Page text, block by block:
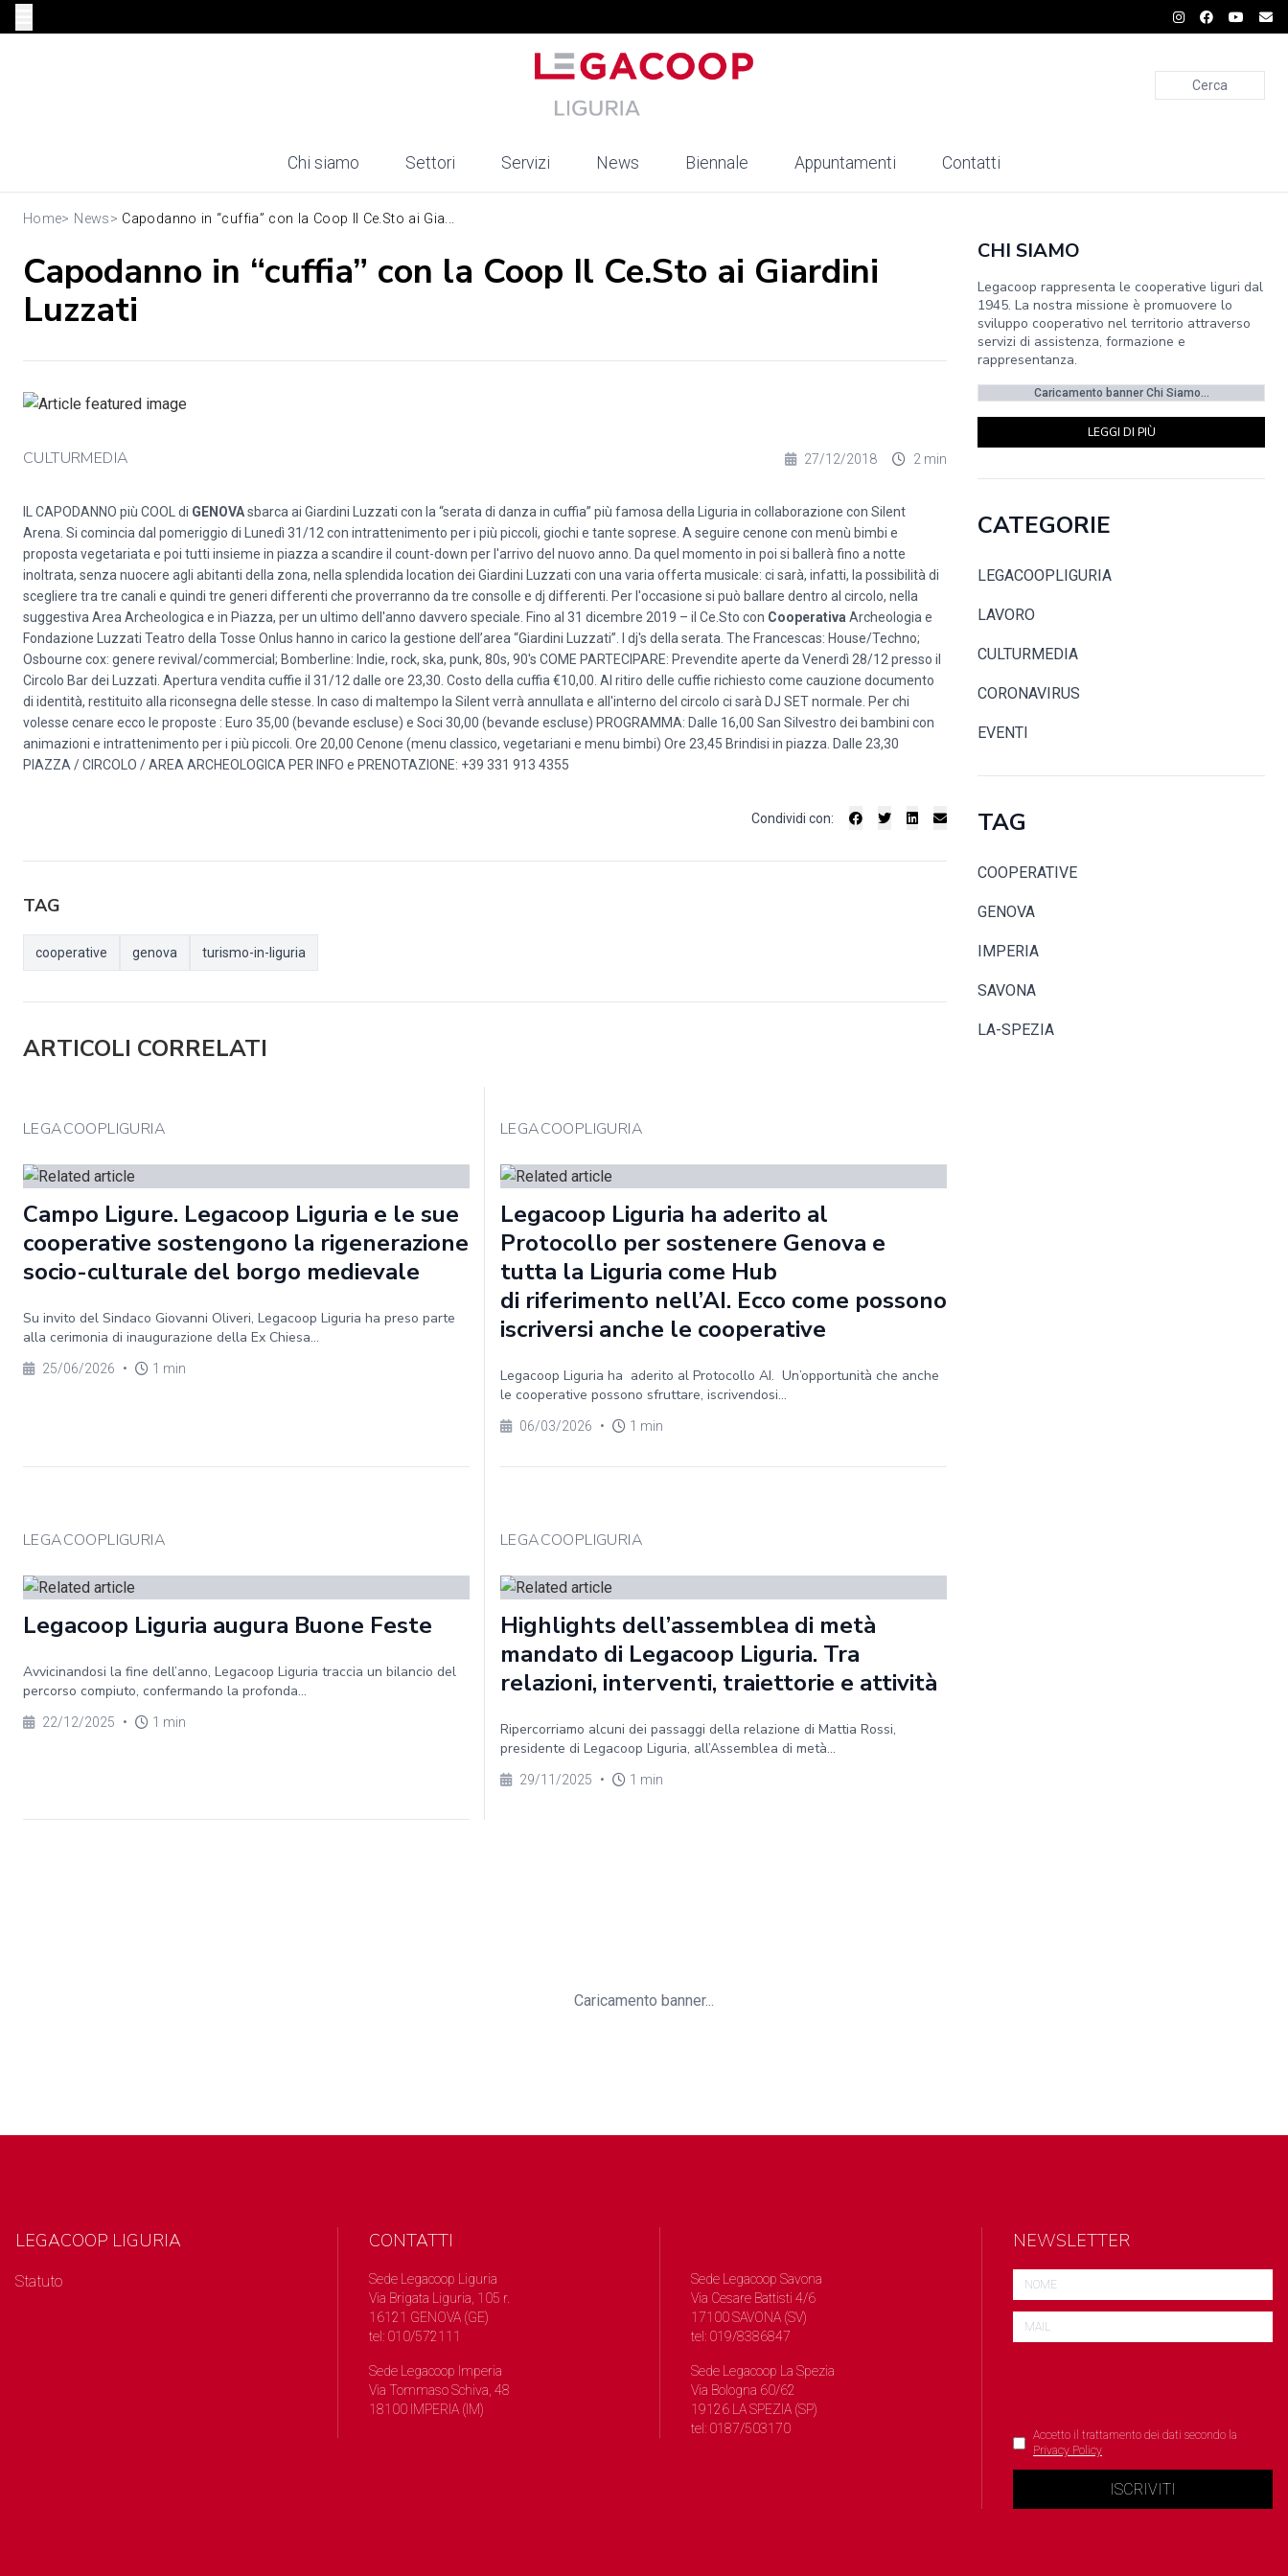
Cerca
Chi siamo Settori Servizi News Biennale Appuntamenti Contatti
Home> News> Capodanno in “cuffia” con la Coop Il Ce.Sto ai Gia...
Capodanno in “cuffia” con la Coop Il Ce.Sto ai Giardini
Luzzati
CULTURMEDIA 27/12/2018 2 min
IL CAPODANNO più COOL di GENOVAsbarca ai Giardini Luzzati con la “serata di danza in cuffia” più famosa della Liguria in collaborazione con Silent
Arena. Si comincia dal pomeriggio di Lunedì 31/12 con intrattenimento per i più piccoli, giochi e tante soprese. A seguire cenone con menù bimbi e
proposta vegetariata e poi tutti insieme in piazza a scandire il count-down per l'arrivo del nuovo anno. Da quel momento in poi si ballerà fino a notte
inoltrata, senza nuocere agli abitanti della zona, nella splendida location dei Giardini Luzzati con una varia offerta musicale: ci sarà, infatti, la possibilità di
scegliere tra tre canali e quindi tre generi differenti che proverranno da tre consolle e dj differenti. Per l'occasione si può ballare dentro al circolo, nella
suggestiva Area Archeologica e in Piazza, per un ultimo dell'anno davvero speciale. Fino al 31 dicembre 2019 – il Ce.Sto con Cooperativa Archeologia e
Fondazione Luzzati Teatro della Tosse Onlus hanno in carico la gestione dell’area “Giardini Luzzati”. I dj's della serata. The Francescas: House/Techno;
Osbourne cox: genere revival/commercial; Bomberline: Indie, rock, ska, punk, 80s, 90's COME PARTECIPARE: Prevendite aperte da Venerdì 28/12 presso il
Circolo Bar dei Luzzati. Apertura vendita cuffie il 31/12 dalle ore 23,30. Costo della cuffia €10,00. Al ritiro delle cuffie richiesto come cauzione documento
di identità, restituito alla riconsegna delle stesse. In caso di maltempo la Silent verrà annullata e all'interno del circolo ci sarà DJ SET normale. Per chi
volesse cenare ecco le proposte : Euro 35,00 (bevande escluse) e Soci 30,00 (bevande escluse) PROGRAMMA: Dalle 16,00 San Silvestro dei bambini con
animazioni e intrattenimento per i più piccoli. Ore 20,00 Cenone (menu classico, vegetariani e menu bimbi) Ore 23,45 Brindisi in piazza. Dalle 23,30
PIAZZA / CIRCOLO / AREA ARCHEOLOGICA PER INFO e PRENOTAZIONE: +39 331 913 4355
Condividi con:
TAG
cooperative genova turismo-in-liguria
ARTICOLI CORRELATI
LEGACOOPLIGURIA
Campo Ligure. Legacoop Liguria e le sue
cooperative sostengono la rigenerazione
socio-culturale del borgo medievale
Su invito del Sindaco Giovanni Oliveri, Legacoop Liguria ha preso parte
alla cerimonia di inaugurazione della Ex Chiesa...
25/06/2026 • 1 min
LEGACOOPLIGURIA
Legacoop Liguria ha aderito al
Protocollo per sostenere Genova e
tutta la Liguria come Hub
di riferimento nell’AI. Ecco come possono
iscriversi anche le cooperative
Legacoop Liguria ha aderito al Protocollo AI. Un’opportunità che anche
le cooperative possono sfruttare, iscrivendosi...
06/03/2026 • 1 min
LEGACOOPLIGURIA
Legacoop Liguria augura Buone Feste
Avvicinandosi la fine dell’anno, Legacoop Liguria traccia un bilancio del
percorso compiuto, confermando la profonda...
22/12/2025 • 1 min
LEGACOOPLIGURIA
Highlights dell’assemblea di metà
mandato di Legacoop Liguria. Tra
relazioni, interventi, traiettorie e attività
Ripercorriamo alcuni dei passaggi della relazione di Mattia Rossi,
presidente di Legacoop Liguria, all’Assemblea di metà...
29/11/2025 • 1 min
CHI SIAMO
Legacoop rappresenta le cooperative liguri dal
1945. La nostra missione è promuovere lo
sviluppo cooperativo nel territorio attraverso
servizi di assistenza, formazione e
rappresentanza.
Caricamento banner Chi Siamo...
LEGGI DI PIÙ
CATEGORIE
LEGACOOPLIGURIA
LAVORO
CULTURMEDIA
CORONAVIRUS
EVENTI
TAG
COOPERATIVE
GENOVA
IMPERIA
SAVONA
LA-SPEZIA
Caricamento banner...
LEGACOOP LIGURIA
Statuto
CONTATTI
Sede Legacoop Liguria
Via Brigata Liguria, 105 r.
16121 GENOVA (GE)
tel: 010/572111
Sede Legacoop Imperia
Via Tommaso Schiva, 48
18100 IMPERIA (IM)
Sede Legacoop Savona
Via Cesare Battisti 4/6
17100 SAVONA (SV)
tel: 019/8386847
Sede Legacoop La Spezia
Via Bologna 60/62
19126 LA SPEZIA (SP)
tel: 0187/503170
NEWSLETTER
Accetto il trattamento dei dati secondo la
Privacy Policy
ISCRIVITI